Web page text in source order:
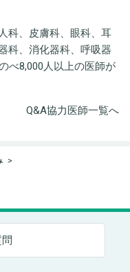
科、皮膚科、眼科、耳
科、消化器科、呼吸器
べ8,000人以上の医師が
Q&A協力医師一覧へ